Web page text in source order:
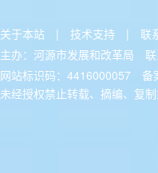
关于本站 | 技术支持 | 联
主办：河源市发展和改革局
网站标识码：4416000057
备
未经授权禁止转载、摘编、复